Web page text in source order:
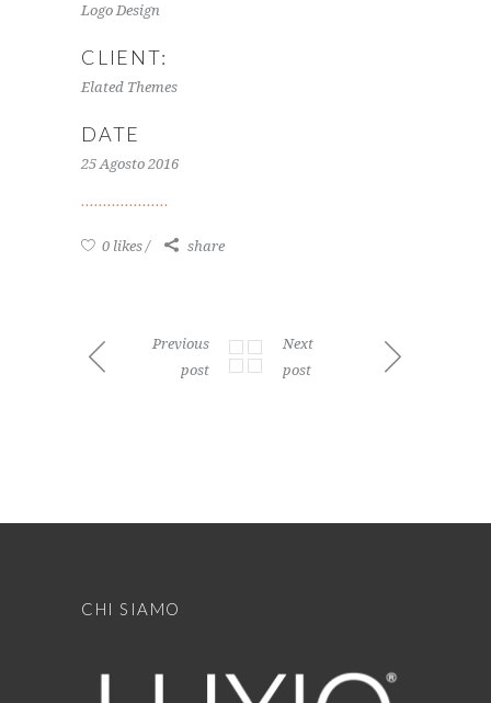
Logo Design
CLIENT:
Elated Themes
DATE
25 Agosto 2016
0 likes share
Previous
post
Next
post
CHI SIAMO